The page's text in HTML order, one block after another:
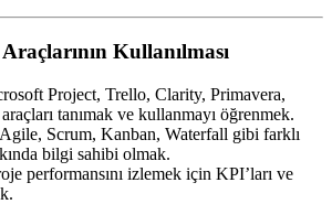
Kullanılması
Project, Trello, Clarity, Primavera,
tanımak ve kullanmayı öğrenmek.
Agile, Scrum, Kanban, Waterfall gibi farklı
bilgi sahibi olmak.
performansını izlemek için KPI’ları ve